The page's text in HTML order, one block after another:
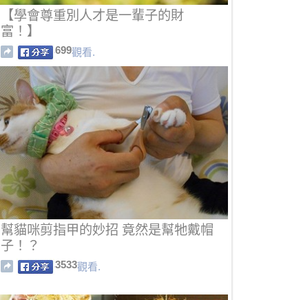
【學會尊重別人才是一輩子的財
富！】
699觀看.
幫貓咪剪指甲的妙招 竟然是幫牠戴帽
子！？
3533觀看.